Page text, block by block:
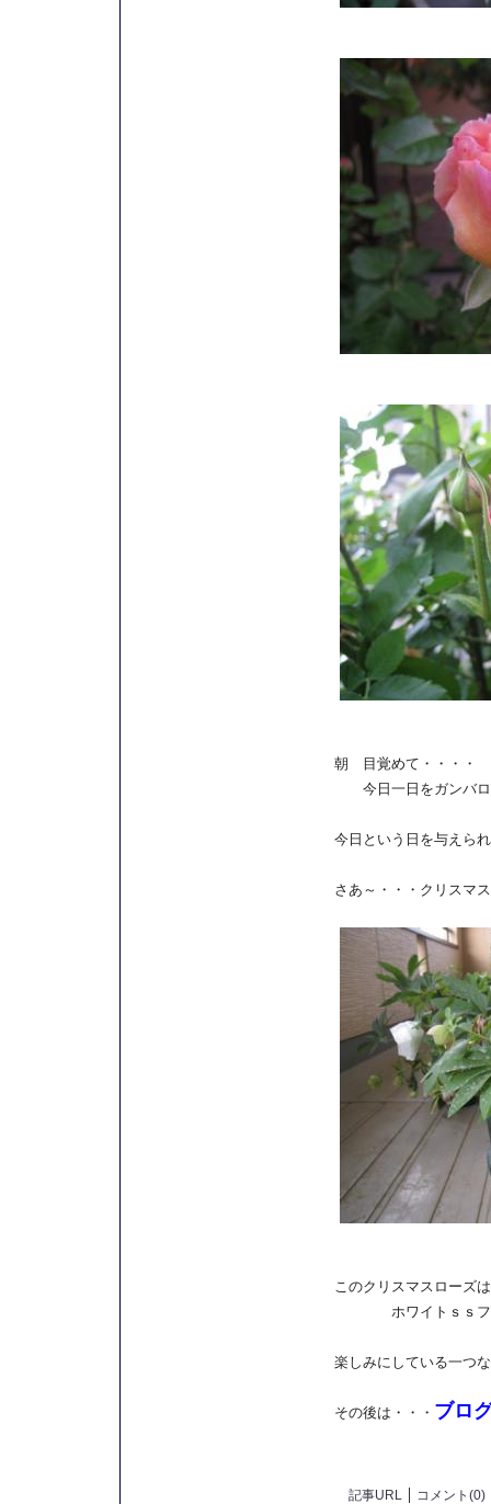
朝 目覚めて・・・・
今日一日をガンバロ
今日という日を与えら
さあ～・・・クリスマ
このクリスマスローズ
ホワイトｓｓフラ
楽しみにしている一つ
その後は・・・ ブロ
記事URL コメント(0)